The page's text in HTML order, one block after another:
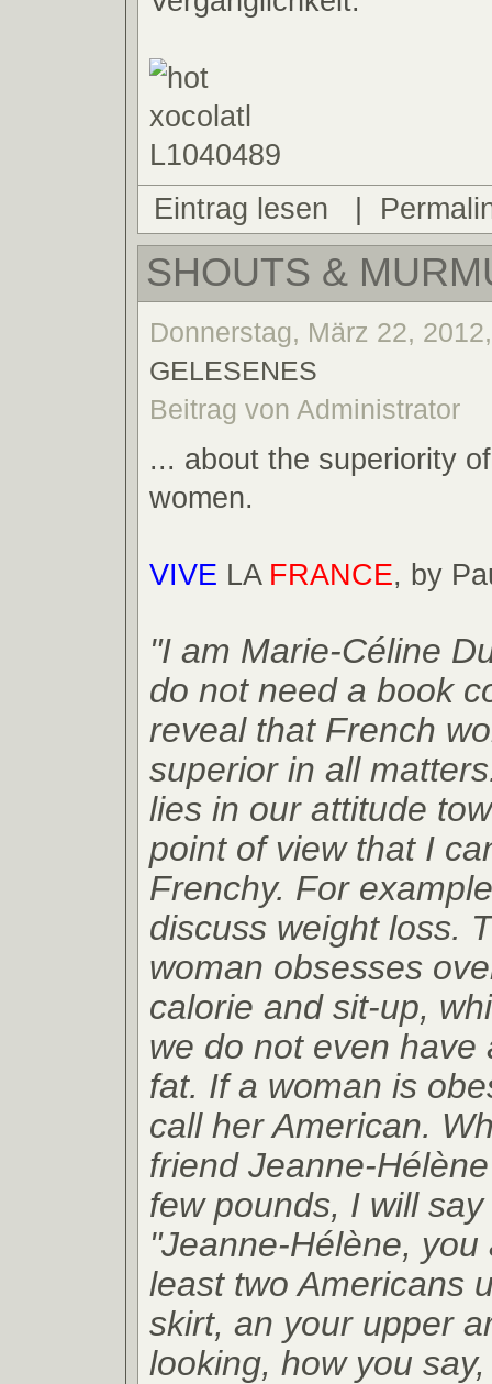
Eintrag lesen |
SHOUTS &
Donnerstag, März 22,
GELESENES
Beitrag von Administrator
... about the superiority
women.
VIVE LA FRANCE, by
"I am Marie-Céline
do not need a book
reveal that French
superior in all
lies in our attitude
point of view that I
Frenchy. For
discuss weight loss.
woman obsesses
calorie and sit-up,
we do not even have
fat. If a woman is
call her American.
friend Jeanne-
few pounds, I will
"Jeanne-Hélène,
least two Americans
skirt, an your upper
looking, how you